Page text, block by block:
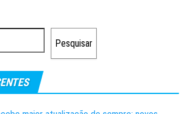
Pesquisar